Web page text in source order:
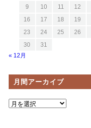
9
10 11 12
16
17 18 19
23
24 25 26
30
31
« 12月
月間アーカイブ